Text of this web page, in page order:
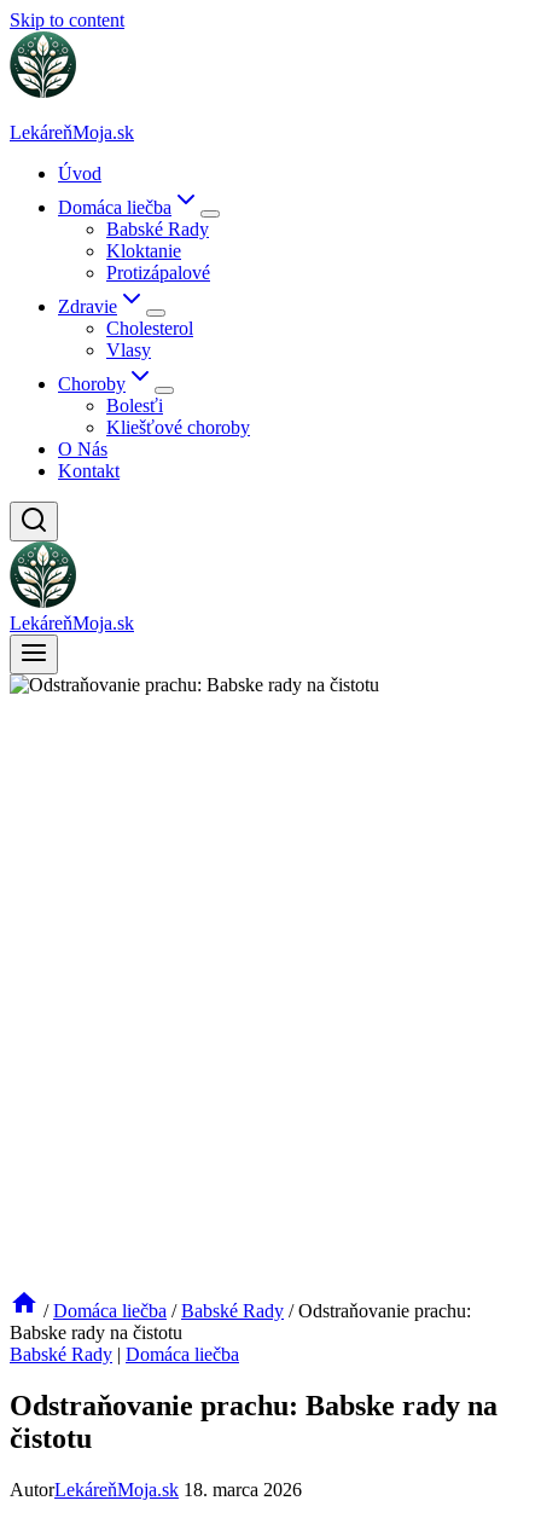
Skip to content
LekáreňMoja.sk
Úvod
Domáca liečba
Babské Rady
Kloktanie
Protizápalové
Zdravie
Cholesterol
Vlasy
Choroby
Bolesťi
Kliešťové choroby
O Nás
Kontakt
LekáreňMoja.sk
/ Domáca liečba / Babské Rady / Odstraňovanie prachu:
Babske rady na čistotu
Babské Rady | Domáca liečba
Odstraňovanie prachu: Babske rady na
čistotu
AutorLekáreňMoja.sk 18. marca 2026